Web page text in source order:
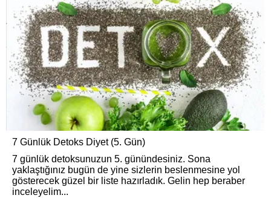
7 Günlük Detoks Diyet (5. Gün)
7 günlük detoksunuzun 5. günündesiniz. Sona
yaklaştığınız bugün de yine sizlerin beslenmesine yol
gösterecek güzel bir liste hazırladık. Gelin hep beraber
inceleyelim...